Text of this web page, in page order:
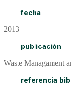
fecha
2013
publicación
Waste Managament
referencia